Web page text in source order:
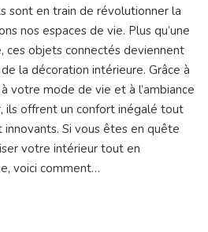
sont en train de révolutionner la
nos espaces de vie. Plus qu’une
ces objets connectés deviennent
la décoration intérieure. Grâce à
votre mode de vie et à l’ambiance
ils offrent un confort inégalé tout
Si vous êtes en quête
votre intérieur tout en
voici comment…